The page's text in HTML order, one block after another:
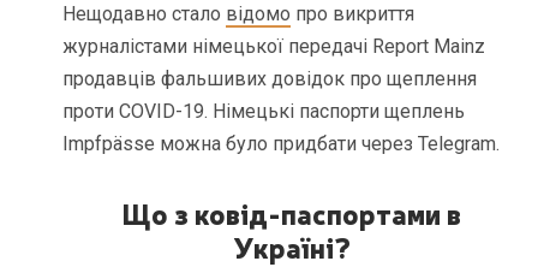
Нещодавно стало відомо про викриття
журналістами німецької передачі Report Mainz
продавців фальшивих довідок про щеплення
проти COVID-19. Німецькі паспорти щеплень
Impfpässe можна було придбати через Telegram.
Що з ковід-паспортами в
Україні?